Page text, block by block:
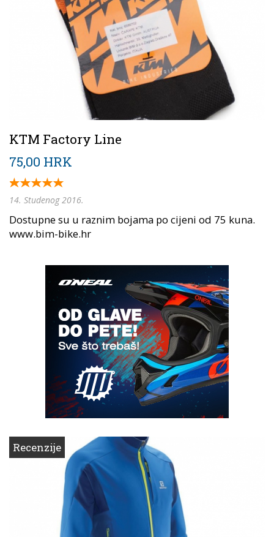
KTM Factory Line
75,00 HRK
14. Studenog 2016.
Dostupne su u raznim bojama po cijeni od 75 kuna.
www.bim-bike.hr
Recenzije